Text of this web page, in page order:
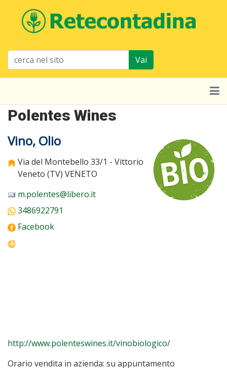
Vai
Polentes Wines
Vino, Olio
Via del Montebello 33/1 - Vittorio
Veneto (TV) VENETO
m.polentes@libero.it
3486922791
Facebook
http://www.polenteswines.it/vinobiologico/
Orario vendita in azienda: su appuntamento